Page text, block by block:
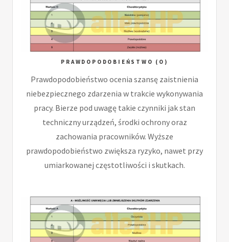
PRAWDOPODOBIEŃSTWO (O)
Prawdopodobieństwo ocenia szansę zaistnienia
niebezpiecznego zdarzenia w trakcie wykonywania
pracy. Bierze pod uwagę takie czynniki jak stan
techniczny urządzeń, środki ochrony oraz
zachowania pracowników. Wyższe
prawdopodobieństwo zwiększa ryzyko, nawet przy
umiarkowanej częstotliwości i skutkach.